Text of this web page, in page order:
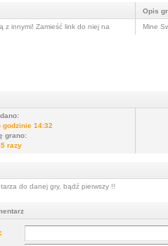
z innymi! Zamieść link do niej na
Opis
Mine
godzinie 14:32
grano:
razy
do danej gry, bądź pierwszy !!